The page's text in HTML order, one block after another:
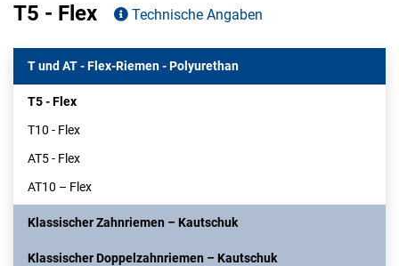
T5 - Flex
Technische Angaben
T und AT - Flex-Riemen - Polyurethan
T5 - Flex
T10 - Flex
AT5 - Flex
AT10 – Flex
Klassischer Zahnriemen – Kautschuk
Klassischer Doppelzahnriemen – Kautschuk